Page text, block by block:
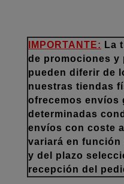
IMPORTANTE: La
de promociones y
pueden diferir de
nuestras tiendas
ofrecemos envíos
determinadas
envíos con coste
variará en función
y del plazo
recepción del